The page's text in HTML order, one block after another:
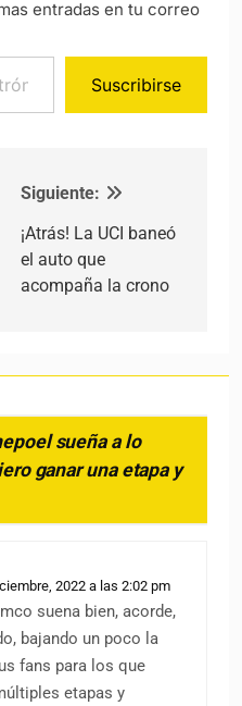
entradas en tu correo
Suscribirse
Siguiente:
¡Atrás! La UCI baneó
el auto que
acompaña la crono
sueña a lo
ganar una etapa y
2022 a las 2:02 pm
suena bien, acorde,
bajando un poco la
fans para los que
etapas y